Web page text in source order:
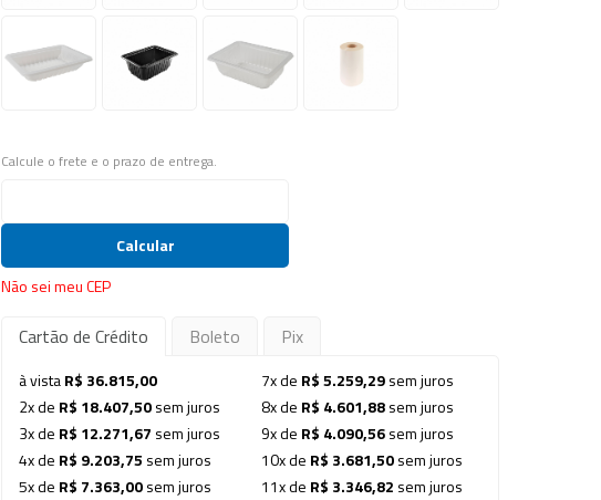
Calcule o frete e o prazo de entrega.
Calcular
Não sei meu CEP
Cartão de Crédito Boleto Pix
à vistaR$ 36.815,00
2x de R$ 18.407,50sem juros
3x de R$ 12.271,67 sem juros
4x de R$ 9.203,75 sem juros
5x de R$ 7.363,00sem juros
7x de R$ 5.259,29sem juros
8x de R$ 4.601,88sem juros
9x de R$ 4.090,56sem juros
10x de R$ 3.681,50sem juros
11x de R$ 3.346,82 sem juros